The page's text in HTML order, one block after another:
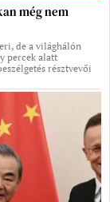
még nem
de a világhálón
percek alatt
résztvevői